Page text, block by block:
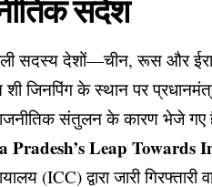
संदेश
सदस्य देशों—चीन, रूस और
जिनपिंग के स्थान पर
संतुलन के कारण भेजे गए
Leap Towards
(ICC) द्वारा जारी